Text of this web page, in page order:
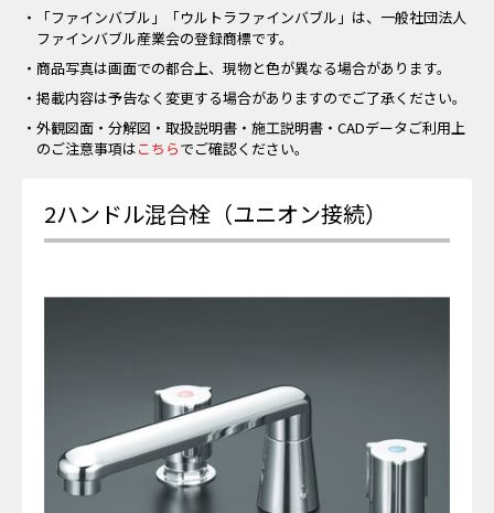
・「ファインバブル」「ウルトラファインバブル」は、一般社団法人
ファインバブル産業会の登録商標です。
・商品写真は画面での都合上、現物と色が異なる場合があります。
・掲載内容は予告なく変更する場合がありますのでご了承ください。
・外観図面・分解図・取扱説明書・施工説明書・CADデータご利用上
のご注意事項はこちらでご確認ください。
2ハンドル混合栓（ユニオン接続）